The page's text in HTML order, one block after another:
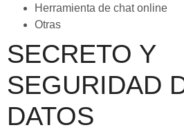
Herramienta de chat online
Otras
SECRETO Y
SEGURIDAD
DATOS